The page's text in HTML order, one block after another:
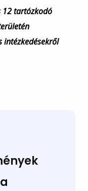
12 tartózkodó